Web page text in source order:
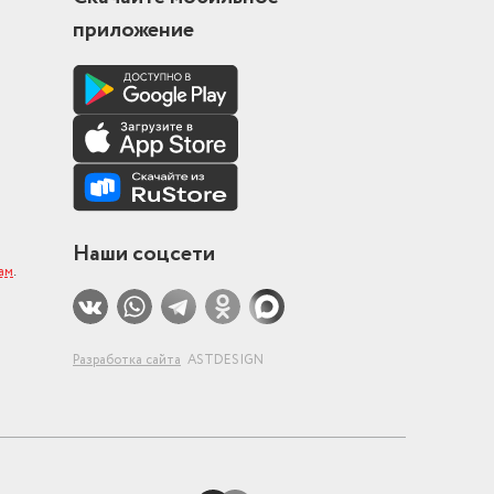
.
приложение
Наши соцсети
Разработка сайта ASTDESIGN